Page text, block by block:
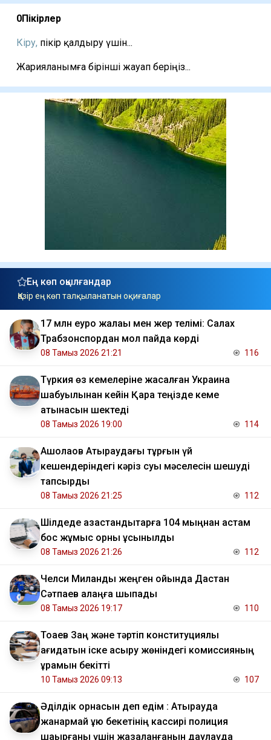
0Пікірлер
Кіру, пікір қалдыру үшін...
Жарияланымға бірінші жауап беріңіз...
Ең көп оқылғандар
Қазір ең көп талқыланатын оқиғалар
17 млн еуро жалақы мен жер телімі: Салах
Трабзонспордан мол пайда көрді
08 Тамыз 2026 21:21 116
Түркия өз кемелеріне жасалған Украина
шабуылынан кейін Қара теңізде кеме
қатынасын шектеді
08 Тамыз 2026 19:00 114
​Ақшолақов Атыраудағы тұрғын үй
кешендеріндегі кәріз суы мәселесін шешуді
тапсырды
08 Тамыз 2026 21:25 112
​Шілдеде қазақстандықтарға 104 мыңнан астам
бос жұмыс орны ұсынылды
08 Тамыз 2026 21:26 112
Челси Миланды жеңген ойында Дастан
Сәтпаев алаңға шықпады
08 Тамыз 2026 19:17 110
Тоқаев Заң және тәртіп конституциялық
қағидатын іске асыру жөніндегі комиссияның
құрамын бекітті
10 Тамыз 2026 09:13 107
Әділдік орнасын деп едім : Атырауда
жанармай құю бекетінің кассирі полиция
шақырғаны үшін жазаланғанын даулауда